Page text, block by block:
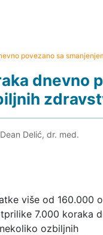
povezano sa
dnevno
Delić, dr. med.
više od 160.000
7.000 koraka
ozbiljnih